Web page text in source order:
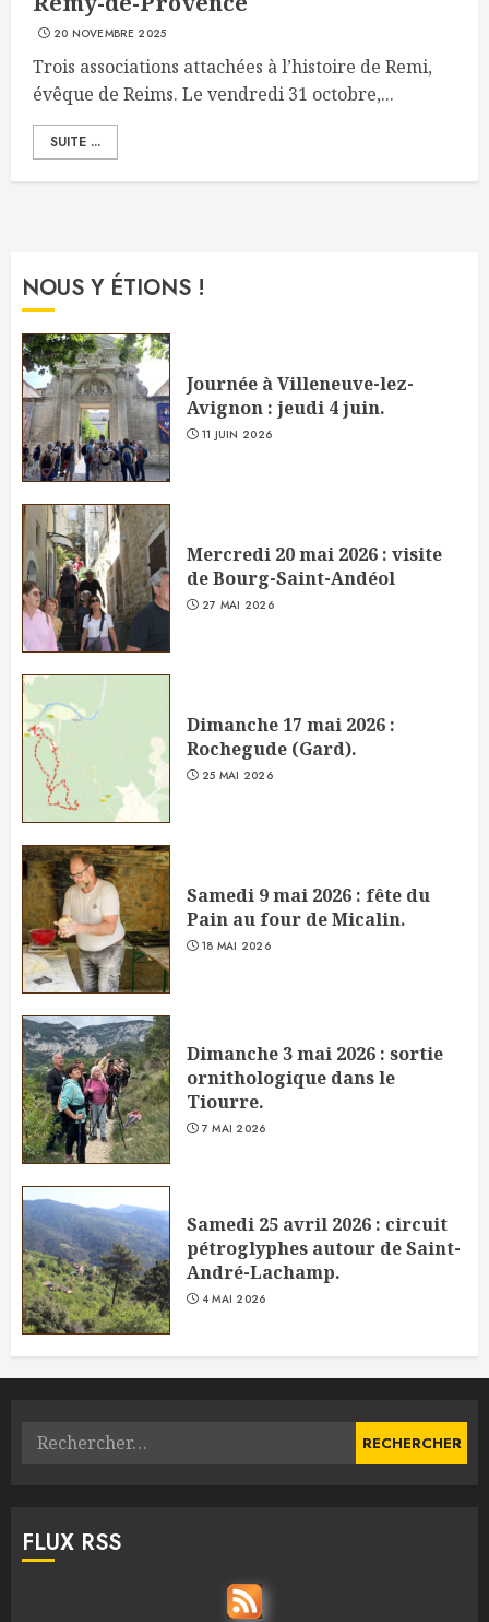
20 NOVEMBRE 2025
Trois associations attachées à l’histoire de Remi,
évêque de Reims. Le vendredi 31 octobre,...
SUITE ...
NOUS Y ÉTIONS !
Journée à Villeneuve-lez-
Avignon : jeudi 4 juin.
11 JUIN 2026
Mercredi 20 mai 2026 : visite
de Bourg-Saint-Andéol
27 MAI 2026
Dimanche 17 mai 2026 :
Rochegude (Gard).
25 MAI 2026
Samedi 9 mai 2026 : fête du
Pain au four de Micalin.
18 MAI 2026
Dimanche 3 mai 2026 : sortie
ornithologique dans le
Tiourre.
7 MAI 2026
Samedi 25 avril 2026 : circuit
pétroglyphes autour de Saint-
André-Lachamp.
4 MAI 2026
Rechercher :
FLUX RSS